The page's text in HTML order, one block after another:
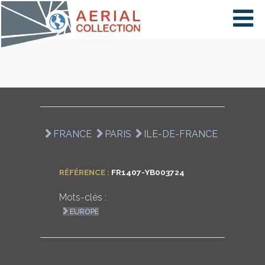
×
FRANCE PARIS ILE-DE-FRANCE
RÉFÉRENCE : FR1407-YB003724
Mots-clés :
EUROPE